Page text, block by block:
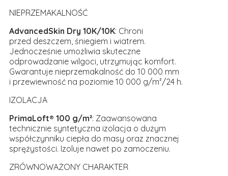
NIEPRZEMAKALNOŚĆ
AdvancedSkin Dry 10K/10K: Chroni
przed deszczem, śniegiem i wiatrem.
Jednocześnie umożliwia skuteczne
odprowadzanie wilgoci, utrzymując komfort.
Gwarantuje nieprzemakalność do 10 000 mm
i przewiewność na poziomie 10 000 g/m²/24 h.
IZOLACJA
PrimaLoft® 100 g/m²: Zaawansowana
technicznie syntetyczna izolacja o dużym
współczynniku ciepła do masy oraz znacznej
sprężystości. Izoluje nawet po zamoczeniu.
ZRÓWNOWAŻONY CHARAKTER